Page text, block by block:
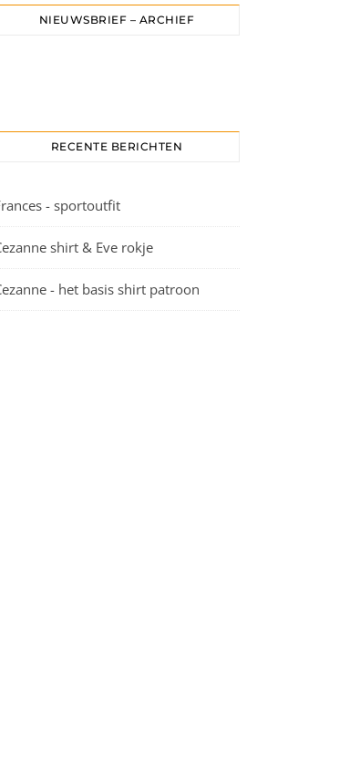
NIEUWSBRIEF – ARCHIEF
RECENTE BERICHTEN
- sportoutfit
shirt & Eve rokje
- het basis shirt patroon